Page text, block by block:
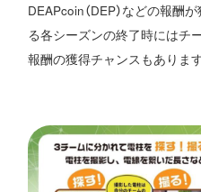
DEAPcoin（DEP）などの報酬
る各シーズンの終了時にはチ
報酬の獲得チャンスもあります